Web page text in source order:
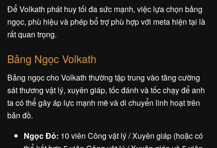
Để Volkath phát huy tối đa sức mạnh, việc lựa chọn bảng
ngọc, phù hiệu và phép bổ trợ phù hợp với meta hiện tại là
rất quan trọng.
Bảng Ngọc Volkath
Bảng ngọc cho Volkath thường tập trung vào tăng cường
sát thương vật lý, xuyên giáp, tốc đánh và tốc chạy để anh
ta có thể gây áp lực mạnh mẽ và di chuyển linh hoạt trên
bản đồ.
Ngọc Đỏ: 10 viên Công vật lý / Xuyên giáp (hoặc có